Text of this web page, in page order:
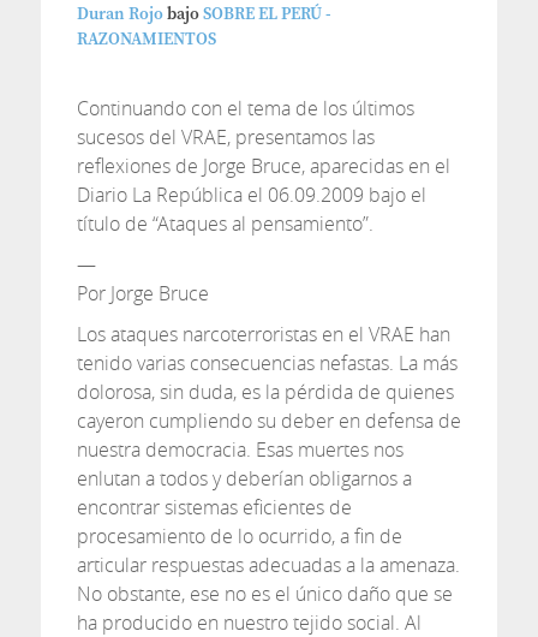
Duran RojobajoSOBRE EL PERÚ -
RAZONAMIENTOS
Continuando con el tema de los últimos
sucesos del VRAE, presentamos las
reflexiones de Jorge Bruce, aparecidas en el
Diario La República el 06.09.2009 bajo el
título de “Ataques al pensamiento”.
—
Por Jorge Bruce
Los ataques narcoterroristas en el VRAE han
tenido varias consecuencias nefastas. La más
dolorosa, sin duda, es la pérdida de quienes
cayeron cumpliendo su deber en defensa de
nuestra democracia. Esas muertes nos
enlutan a todos y deberían obligarnos a
encontrar sistemas eficientes de
procesamiento de lo ocurrido, a fin de
articular respuestas adecuadas a la amenaza.
No obstante, ese no es el único daño que se
ha producido en nuestro tejido social. Al